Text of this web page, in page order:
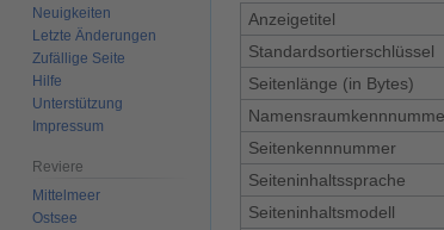
springen
springen
Anzeigetitel
Standardsortierschlüssel
Seitenlänge (in Bytes)
Seitenkennnummer
Seiteninhaltssprache
Seiteninhaltsmodell
Neuigkeiten
Letzte Änderungen
Zufällige Seite
Hilfe
Unterstützung
Impressum
Reviere
Mittelmeer
Ostsee